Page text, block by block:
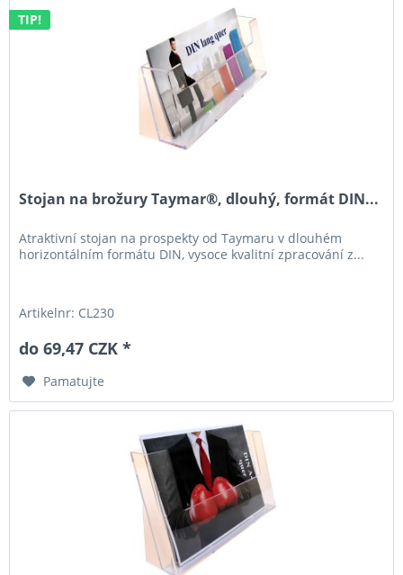
TIP!
Stojan na brožury Taymar®, dlouhý, formát DIN...
Atraktivní stojan na prospekty od Taymaru v dlouhém
horizontálním formátu DIN, vysoce kvalitní zpracování z...
Artikelnr: CL230
do 69,47 CZK *
Pamatujte